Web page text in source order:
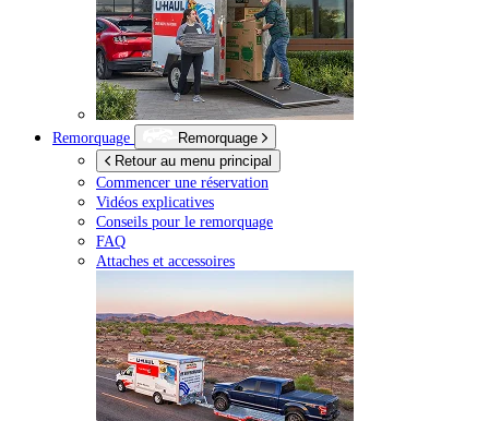
Remorquage
Remorquage
Retour au menu principal
Commencer une réservation
Vidéos explicatives
Conseils pour le remorquage
FAQ
Attaches et accessoires